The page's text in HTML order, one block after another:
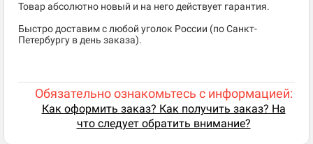
Товар абсолютно новый и на него действует гарантия.
Быстро доставим с любой уголок России (по Санкт-
Петербургу в день заказа).
Обязательно ознакомьтесь с информацией:
Как оформить заказ? Как получить заказ? На
что следует обратить внимание?